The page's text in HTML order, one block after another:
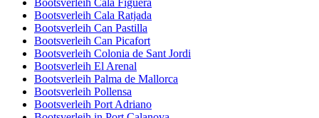
Bootsverleih Cala Ratjada
Bootsverleih Can Pastilla
Bootsverleih Can Picafort
Bootsverleih Colonia de Sant Jordi
Bootsverleih El Arenal
Bootsverleih Palma de Mallorca
Bootsverleih Pollensa
Bootsverleih Port Adriano